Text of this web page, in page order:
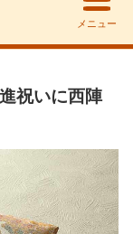
メニュー
祝いに西陣